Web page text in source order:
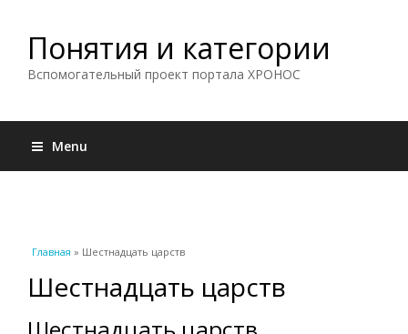
Понятия и категории
Вспомогательный проект портала ХРОНОС
Menu
Вы здесь
Главная » Шестнадцать царств
Шестнадцать царств